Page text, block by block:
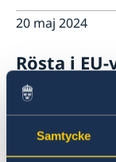
Samtycke
20 maj 2024
Rösta i
13 maj 2024
Nya